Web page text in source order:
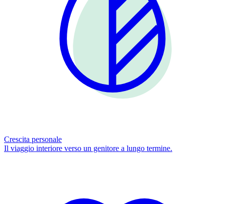
Crescita personale
Il viaggio interiore verso un genitore a lungo termine.